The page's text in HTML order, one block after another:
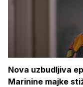
Nova uzbudljiva
Marinine majke